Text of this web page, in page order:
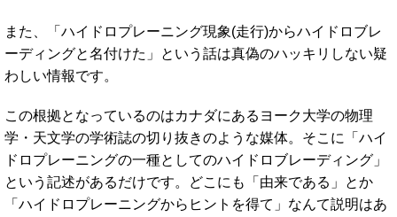
また、「ハイドロプレーニング現象(走行)からハイドロブレ
ーディングと名付けた」という話は真偽のハッキリしない疑
わしい情報です。
この根拠となっているのはカナダにあるヨーク大学の物理
学・天文学の学術誌の切り抜きのような媒体。そこに「ハイ
ドロプレーニングの一種としてのハイドロブレーディング」
という記述があるだけです。どこにも「由来である」とか
「ハイドロプレーニングからヒントを得て」なんて説明はあ